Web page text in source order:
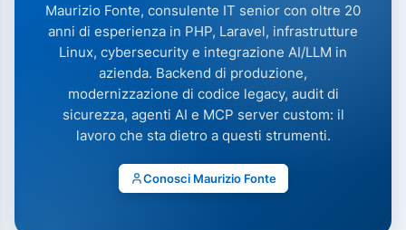
Maurizio Fonte, consulente IT senior con oltre 20
anni di esperienza in PHP, Laravel, infrastrutture
Linux, cybersecurity e integrazione AI/LLM in
azienda. Backend di produzione,
modernizzazione di codice legacy, audit di
sicurezza, agenti AI e MCP server custom: il
lavoro che sta dietro a questi strumenti.
Conosci Maurizio Fonte